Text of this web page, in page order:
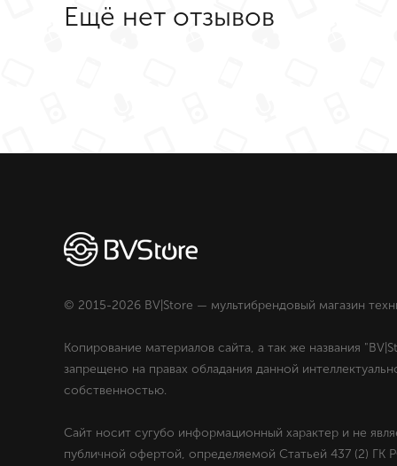
Ещё нет отзывов
© 2015-2026 BV|Store — мультибрендовый магазин
Копирование материалов сайта, а так же названия
запрещено на правах обладания данной
собственностью.
Сайт носит сугубо информационный характер и не
публичной офертой, определяемой Статьей 437 (2) ГК